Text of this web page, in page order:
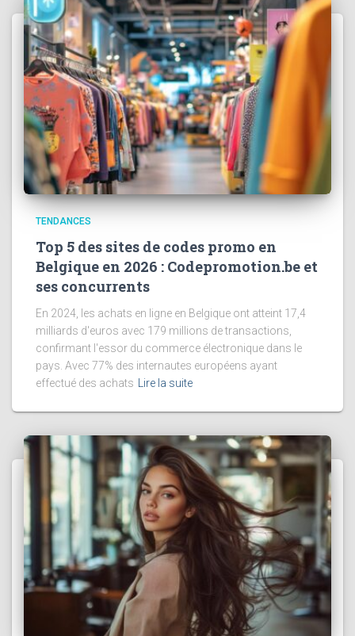
TENDANCES
Top 5 des sites de codes promo en
Belgique en 2026 : Codepromotion.be et
ses concurrents
En 2024, les achats en ligne en Belgique ont atteint 17,4
milliards d'euros avec 179 millions de transactions,
confirmant l'essor du commerce électronique dans le
pays. Avec 77% des internautes européens ayant
effectué des achats Lire la suite